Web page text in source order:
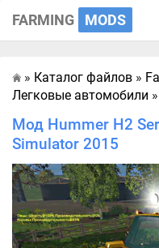
FARMING MODS
Главная
» Каталог файлов »
Легковые автомобили
Мод Hummer H2
Simulator 2015